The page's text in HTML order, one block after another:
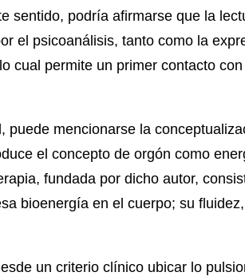
sentido, podría afirmarse que la
el psicoanálisis, tanto como la
cual permite un primer contacto
puede mencionarse la
el concepto de orgón como
fundada por dicho autor,
bioenergía en el cuerpo; su
un criterio clínico ubicar lo